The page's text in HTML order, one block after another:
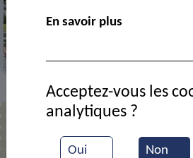
> Contact >Le Nouvel Hôtel
Le Nouvel Hôtel &
En savoir plus
Oui Non
Acceptez-vous les
analytiques ?